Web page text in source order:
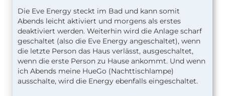
Die Eve Energy steckt im Bad und kann somit
Abends leicht aktiviert und morgens als erstes
deaktiviert werden. Weiterhin wird die Anlage scharf
geschaltet (also die Eve Energy angeschaltet), wenn
die letzte Person das Haus verlässt, ausgeschaltet,
wenn die erste Person zu Hause ankommt. Und wenn
ich Abends meine HueGo (Nachttischlampe)
ausschalte, wird die Energy ebenfalls eingeschaltet.